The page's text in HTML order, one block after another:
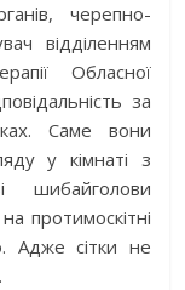
черепно-
відділенням
Обласної
за
Саме вони
у кімнаті з
шибайголови
протимоскітні
Адже сітки не